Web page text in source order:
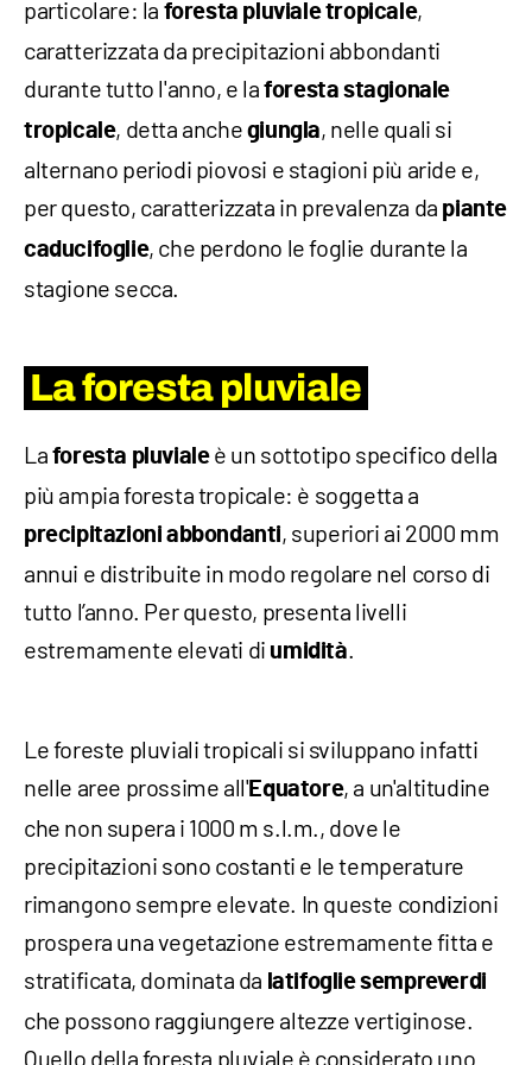
particolare: la foresta pluvialetropicale,
caratterizzata da precipitazioni abbondanti
durante tutto l'anno, e laforesta stagionale
tropicale, detta anche giungla, nelle quali si
alternano periodi piovosi e stagioni più aride e,
per questo, caratterizzata in prevalenza da piante
caducifoglie, che perdono le foglie durante la
stagione secca.
La foresta pluviale
La foresta pluviale è un sottotipo specifico della
più ampia foresta tropicale: è soggetta a
precipitazioni abbondanti, superiori ai 2000 mm
annui e distribuite in modo regolare nel corso di
tutto l’anno. Per questo, presenta livelli
estremamente elevati di umidità.
Le foreste pluviali tropicali si sviluppano infatti
nelle aree prossime all' Equatore, a un'altitudine
che non supera i 1000 m s.l.m., dove le
precipitazioni sono costanti e le temperature
rimangono sempre elevate. In queste condizioni
prospera una vegetazione estremamente fitta e
stratificata, dominata da latifogliesempreverdi
che possono raggiungere altezze vertiginose.
Quello della foresta pluviale è considerato uno